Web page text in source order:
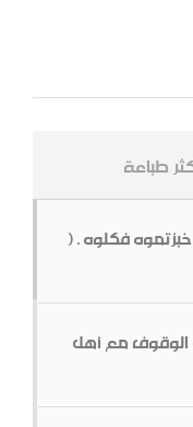
طباعة
فكلوه . (
الوقوف مع أهل